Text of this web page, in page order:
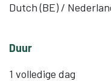
Dutch (BE) /
Duur
1 volledige dag